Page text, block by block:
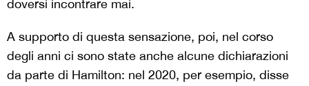
doversi incontrare mai.
A supporto di questa sensazione, poi, nel corso
degli anni ci sono state anche alcune dichiarazioni
da parte di Hamilton: nel 2020, per esempio, disse